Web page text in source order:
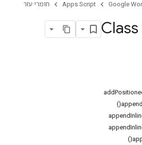
Google
Apps Script חומרי עזר